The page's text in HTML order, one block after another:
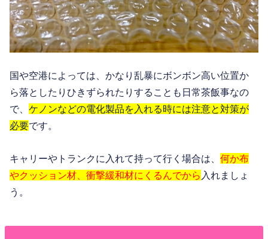
国や空港によっては、かなり乱暴にボンボン高い位置か
ら落としたりひきずられたりすることも日常茶飯事なの
で、ケノンなどの電化製品を入れる時には注意と対策が
必要です。
キャリーやトランクに入れて持って行く場合は、何か布
やクッション材、衝撃緩和材にくるんでから 入れましょ
う。